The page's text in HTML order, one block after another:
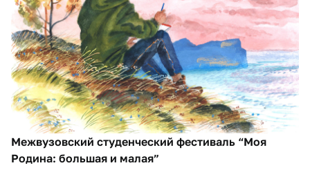
Межвузовский студенческий фестиваль “Моя
Родина: большая и малая”